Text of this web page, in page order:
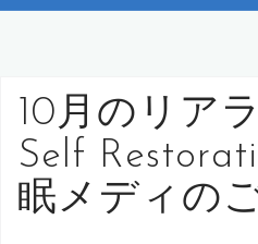
ッ
10月のリア
Self
眠メディの